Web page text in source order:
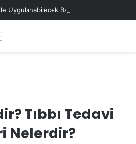
Uygulanabilecek Basit Maskeler
Tıbbı Tedavi
Nelerdir?